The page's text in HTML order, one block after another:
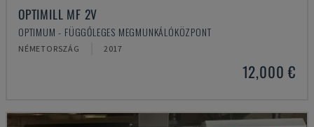
OPTIMILL MF 2V
OPTIMUM - FÜGGŐLEGES MEGMUNKÁLÓKÖZPONT
NÉMETORSZÁG 2017
12,000 €